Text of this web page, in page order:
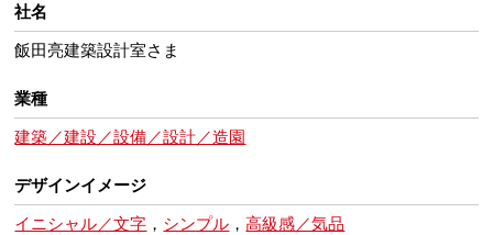
社名
飯田亮建築設計室さま
業種
建築／建設／設備／設計／造園
デザインイメージ
イニシャル／文字 ， シンプル ，高級感／気品